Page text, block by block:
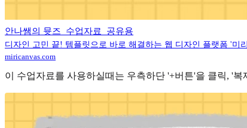
안나쌤의 뮷즈_수업자료_공유용
디자인 고민 끝! 템플릿으로 바로 해결하는 웹 디자인 플랫폼 '미
miricanvas.com
이 수업자료를 사용하실때는 우측하단 '+버튼'을 클릭, '